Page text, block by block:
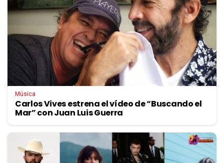
Música
Carlos Vives estrena el vídeo de “Buscando el
Mar” con Juan Luis Guerra